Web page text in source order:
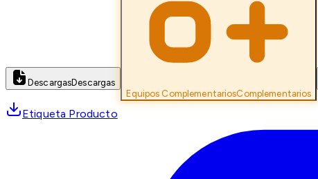
DescargasDescargas
Equipos ComplementariosComplementarios
Etiqueta Producto